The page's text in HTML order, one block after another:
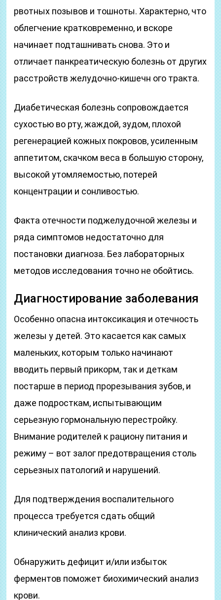
рвотных позывов и тошноты. Характерно, что
облегчение кратковременно, и вскоре
начинает подташнивать снова. Это и
отличает панкреатическую болезнь от других
расстройств желудочно-кишечн ого тракта.
Диабетическая болезнь сопровождается
сухостью во рту, жаждой, зудом, плохой
регенерацией кожных покровов, усиленным
аппетитом, скачком веса в большую сторону,
высокой утомляемостью, потерей
концентрации и сонливостью.
Факта отечности поджелудочной железы и
ряда симптомов недостаточно для
постановки диагноза. Без лабораторных
методов исследования точно не обойтись.
Диагностирование заболевания
Особенно опасна интоксикация и отечность
железы у детей. Это касается как самых
маленьких, которым только начинают
вводить первый прикорм, так и деткам
постарше в период прорезывания зубов, и
даже подросткам, испытывающим
серьезную гормональную перестройку.
Внимание родителей к рациону питания и
режиму – вот залог предотвращения столь
серьезных патологий и нарушений.
Для подтверждения воспалительного
процесса требуется сдать общий
клинический анализ крови.
Обнаружить дефицит и/или избыток
ферментов поможет биохимический анализ
крови.